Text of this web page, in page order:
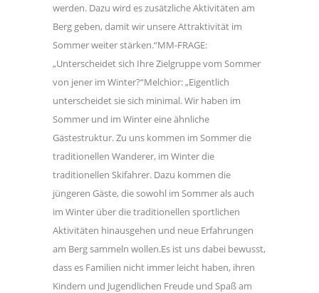
werden. Dazu wird es zusätzliche Aktivitäten am
Berg geben, damit wir unsere Attraktivität im
Sommer weiter stärken.“MM-FRAGE:
„Unterscheidet sich Ihre Zielgruppe vom Sommer
von jener im Winter?“Melchior: „Eigentlich
unterscheidet sie sich minimal. Wir haben im
Sommer und im Winter eine ähnliche
Gästestruktur. Zu uns kommen im Sommer die
traditionellen Wanderer, im Winter die
traditionellen Skifahrer. Dazu kommen die
jüngeren Gäste, die sowohl im Sommer als auch
im Winter über die traditionellen sportlichen
Aktivitäten hinausgehen und neue Erfahrungen
am Berg sammeln wollen.Es ist uns dabei bewusst,
dass es Familien nicht immer leicht haben, ihren
Kindern und Jugendlichen Freude und Spaß am